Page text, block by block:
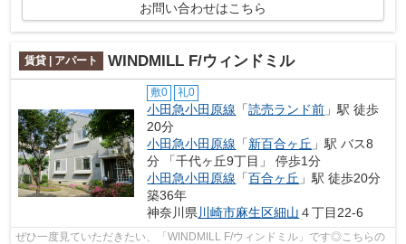
お問い合わせはこちら
賃貸 | アパート WINDMILL F/ウィンドミル
敷0 礼0
小田急小田原線 「読売ランド前 」駅 徒歩
20分
小田急小田原線 「新百合ヶ丘 」駅 バス8
分 「千代ヶ丘9丁目」 停歩1分
小田急小田原線 「百合ヶ丘 」駅 徒歩20分
築36年
神奈川県 川崎市麻生区細山 ４丁目22-6
ぜひ一度見ていただきたい、「WINDMILL F/ウィンドミル」です◎こちらの